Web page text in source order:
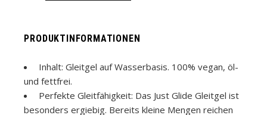
PRODUKTINFORMATIONEN
Inhalt: Gleitgel auf Wasserbasis. 100% vegan, öl-
und fettfrei.
Perfekte Gleitfähigkeit: Das Just Glide Gleitgel ist
besonders ergiebig. Bereits kleine Mengen reichen